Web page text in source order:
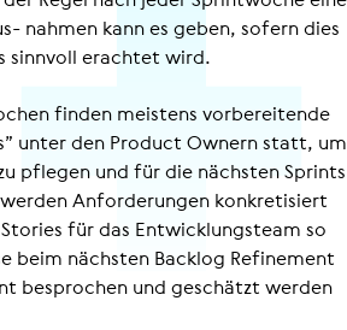
nahmen kann es geben, sofern dies
sinnvoll erachtet wird.
finden meistens vorbereitende
unter den Product Ownern statt, um
pflegen und für die nächsten Sprints
Anforderungen konkretisiert
für das Entwick­lungs­team so
beim nächsten Backlog Refinement
besprochen und geschätzt werden